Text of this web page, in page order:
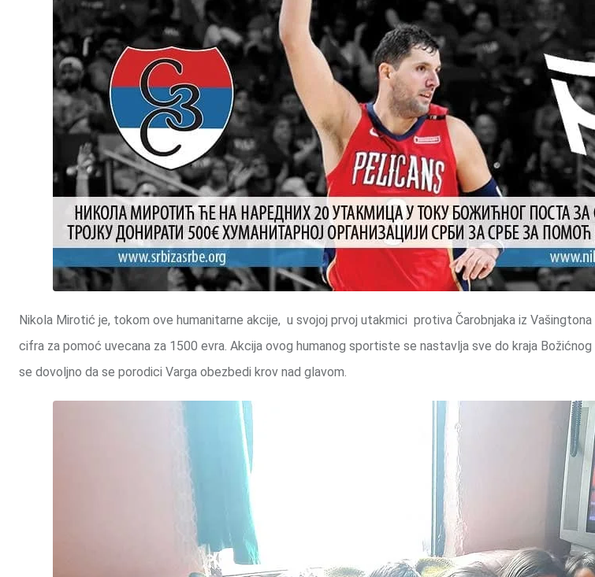
Nikola Mirotić je, tokom ove humanitarne akcije, u svojoj prvoj utakmici protiva Čarobnjaka iz
cifra za pomoć uvecana za 1500 evra. Akcija ovog humanog sportiste se nastavlja sve do kraja
se dovoljno da se porodici Varga obezbedi krov nad glavom.